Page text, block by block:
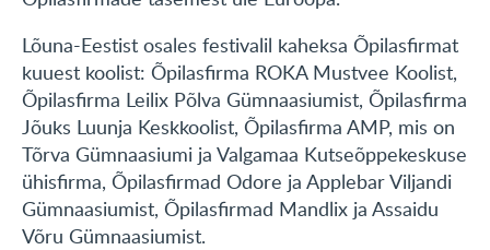
Lõuna-Eestist osales festivalil kaheksa Õpilasfirmat
kuuest koolist: Õpilasfirma ROKA Mustvee Koolist,
Õpilasfirma Leilix Põlva Gümnaasiumist, Õpilasfirma
Jõuks Luunja Keskkoolist, Õpilasfirma AMP, mis on
Tõrva Gümnaasiumi ja Valgamaa Kutseõppekeskuse
ühisfirma, Õpilasfirmad Odore ja Applebar Viljandi
Gümnaasiumist, Õpilasfirmad Mandlix ja Assaidu
Võru Gümnaasiumist.